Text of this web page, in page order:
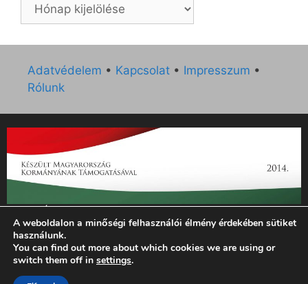
Adatvédelem • Kapcsolat • Impresszum •
Rólunk
„Az Új Ember katolikus hetilap 2014. évi működésének
támogatását az EGYH-KCP-14-P-0121 sz. támogatási
szerződés keretében 3 000 000 Ft összegben támogatta az
Emberi Erőforrások Minisztériuma.”
A weboldalon a minőségi felhasználói élmény érdekében sütiket
használunk.
You can find out more about which cookies we are using or
switch them off in settings.